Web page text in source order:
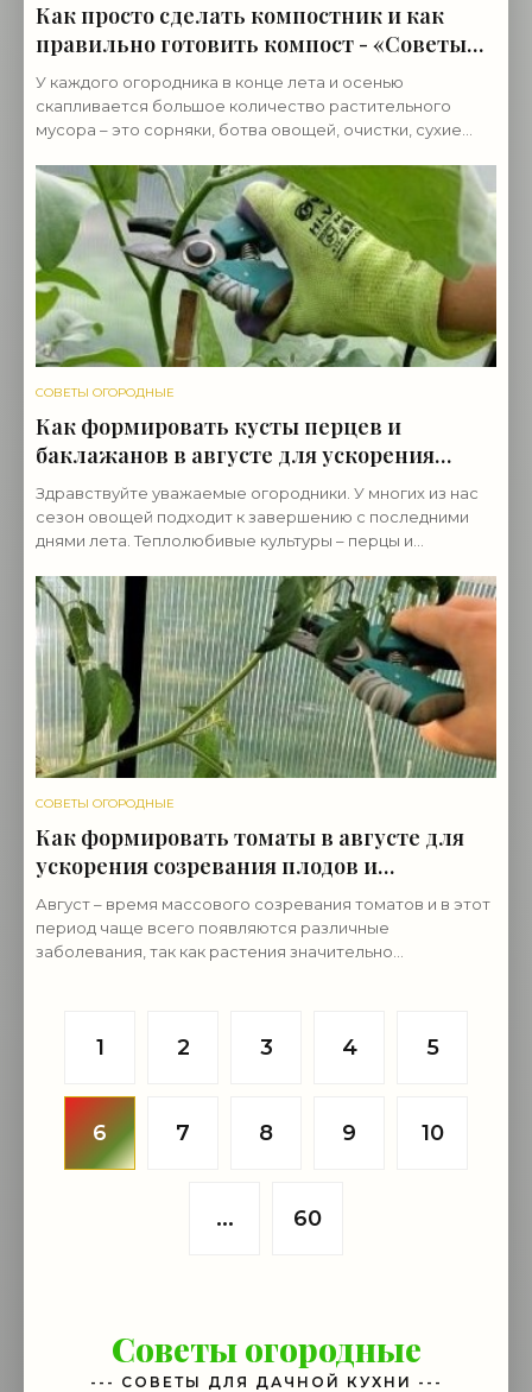
Как просто сделать компостник и как
правильно готовить компост - «Советы
огородные»
У каждого огородника в конце лета и осенью
скапливается большое количество растительного
мусора – это сорняки, ботва овощей, очистки, сухие
Компостник
СОВЕТЫ ОГОРОДНЫЕ
Как формировать кусты перцев и
баклажанов в августе для ускорения
созревания урожая - «Советы огородные»
Здравствуйте уважаемые огородники. У многих из нас
сезон овощей подходит к завершению с последними
днями лета. Теплолюбивые культуры – перцы и
зелёными
СОВЕТЫ ОГОРОДНЫЕ
Как формировать томаты в августе для
ускорения созревания плодов и
предупреждения болезней - «Советы
огородные»
Август – время массового созревания томатов и в этот
период чаще всего появляются различные
заболевания, так как растения значительно
1 2 3 4 5
6 7 8 9 10
... 60
Советы огородные
--- СОВЕТЫ ДЛЯ ДАЧНОЙ КУХНИ ---